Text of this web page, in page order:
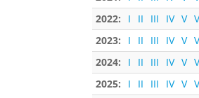
2022:
I II III IV V
2023:
I II III IV V
2024:
I II III IV V
2025:
I II III IV V